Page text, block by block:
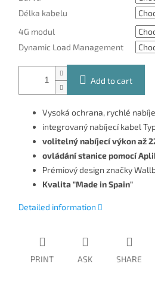
Délka kabelu
4G modul
Dynamic Load Management
Add to cart
Vysoká ochrana, rychlé
integrovaný nabíjecí kabel
volitelný nabíjecí výkon až
ovládání stanice pomocí
Prémiový design značky
Kvalita "Made in Spain"
Detailed information
PRINT ASK SHARE